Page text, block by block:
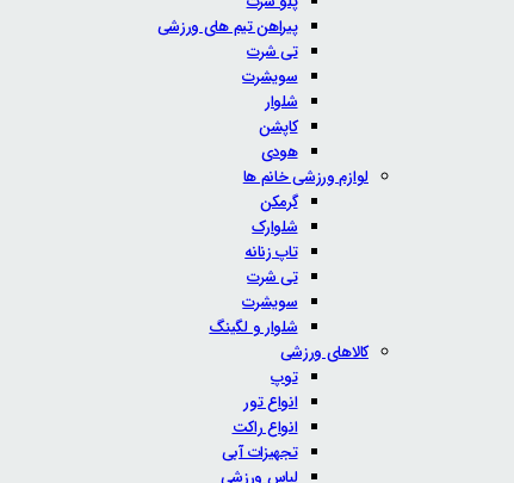
پیراهن تیم های ورزشی
تی شرت
سویشرت
شلوار
کاپشن
هودی
لوازم ورزشی خانم ها
گرمکن
شلوارک
تاپ زنانه
تی شرت
سویشرت
شلوار و لگینگ
کالاهای ورزشی
توپ
انواع تور
انواع راکت
تجهیزات آبی
لباس ورزشی